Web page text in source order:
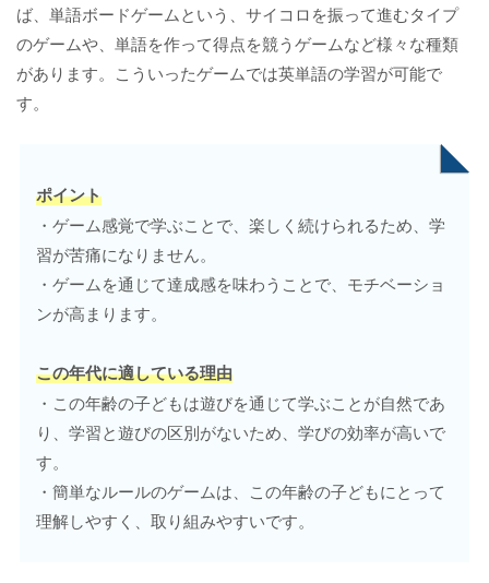
ば、単語ボードゲームという、サイコロを振って進むタイプ
のゲームや、単語を作って得点を競うゲームなど様々な種類
があります。こういったゲームでは英単語の学習が可能で
す。
ポイント
・ゲーム感覚で学ぶことで、楽しく続けられるため、学
習が苦痛になりません。
・ゲームを通じて達成感を味わうことで、モチベーショ
ンが高まります。
この年代に適している理由
・この年齢の子どもは遊びを通じて学ぶことが自然であ
り、学習と遊びの区別がないため、学びの効率が高いで
す。
・簡単なルールのゲームは、この年齢の子どもにとって
理解しやすく、取り組みやすいです。